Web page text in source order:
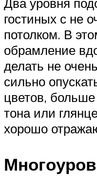
гостиных с не
потолком. В
обрамление
делать не
сильно
цветов,
тона или
хорошо